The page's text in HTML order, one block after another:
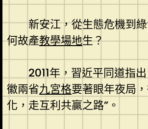
新安江，從生態危機到
何故產教學場地生？
2011年，習近平同道指
徽兩省九宮格要著眼年夜局
化，走互利共贏之路”。